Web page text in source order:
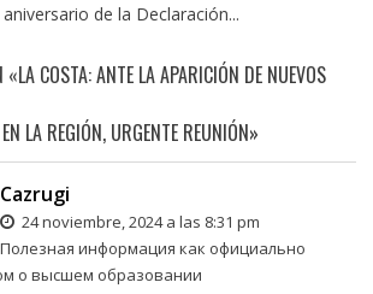
de la Declaración...
COSTA: ANTE LA APARICIÓN DE NUEVOS
LA REGIÓN, URGENTE REUNIÓN»
Cazrugi
24 noviembre, 2024 a las 8:31 pm
Полезная информация как официально
о высшем образовании